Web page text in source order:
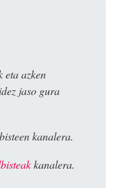
eta azken
jaso gura
kanalera.
kanalera.